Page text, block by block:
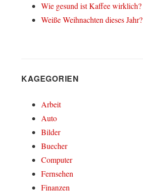
Wie gesund ist Kaffee wirklich?
Weiße Weihnachten dieses Jahr?
KAGEGORIEN
Arbeit
Auto
Bilder
Buecher
Computer
Fernsehen
Finanzen